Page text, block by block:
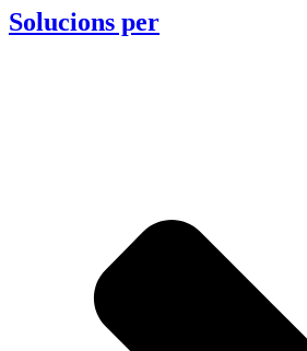
Solucions per